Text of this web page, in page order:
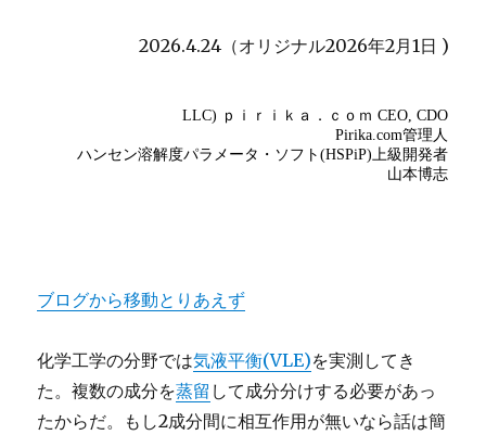
2026.4.24（オリジナル2026年2月1日 )
ブログから移動とりあえず
化学工学の分野では気液平衡(VLE)を実測してき
た。複数の成分を蒸留 して成分分けする必要があっ
たからだ。もし2成分間に相互作用が無いなら話は簡